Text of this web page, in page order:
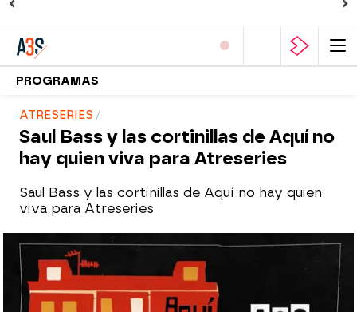
PROGRAMAS
ATRESERIES
Saul Bass y las cortinillas de Aquí no
hay quien viva para Atreseries
Saul Bass y las cortinillas de Aquí no hay quien
viva para Atreseries